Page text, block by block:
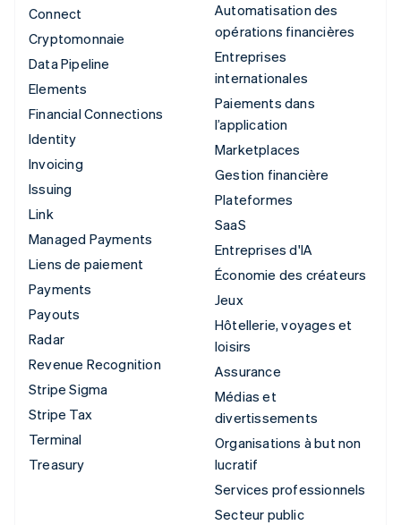
Connect
Cryptomonnaie
Data Pipeline
Elements
Financial Connections
Identity
Invoicing
Issuing
Link
Managed Payments
Liens de paiement
Payments
Payouts
Radar
Revenue Recognition
Stripe Sigma
Stripe Tax
Terminal
Treasury
Automatisation des
opérations financières
Entreprises
internationales
Paiements dans
l’application
Marketplaces
Gestion financière
Plateformes
SaaS
Entreprises d'IA
Économie des créateurs
Jeux
Hôtellerie, voyages et
loisirs
Assurance
Médias et
divertissements
Organisations à but non
lucratif
Services professionnels
Secteur public